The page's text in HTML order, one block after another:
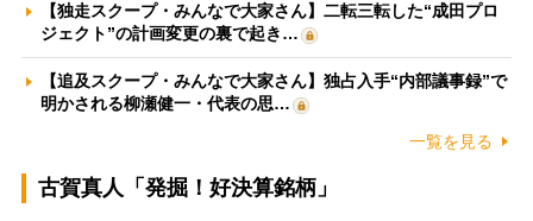
【独走スクープ・みんなで大家さん】二転三転した“成田プロ
ジェクト”の計画変更の裏で起き…
【追及スクープ・みんなで大家さん】独占入手“内部議事録”で
明かされる柳瀬健一・代表の思…
一覧を見る
古賀真人「発掘！好決算銘柄」